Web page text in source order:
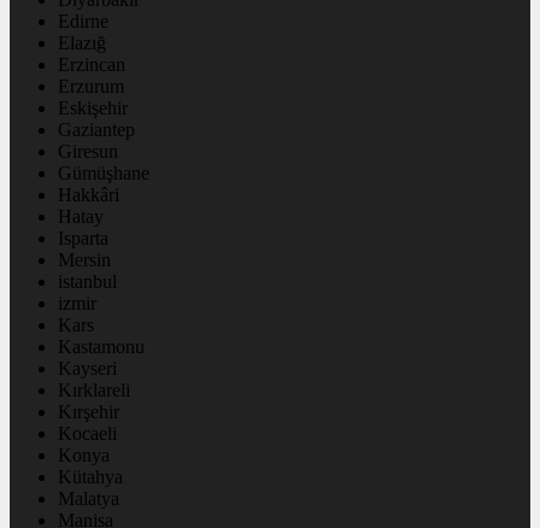
Edirne
Elazığ
Erzincan
Erzurum
Eskişehir
Gaziantep
Giresun
Gümüşhane
Hakkâri
Hatay
Isparta
Mersin
istanbul
izmir
Kars
Kastamonu
Kayseri
Kırklareli
Kırşehir
Kocaeli
Konya
Kütahya
Malatya
Manisa